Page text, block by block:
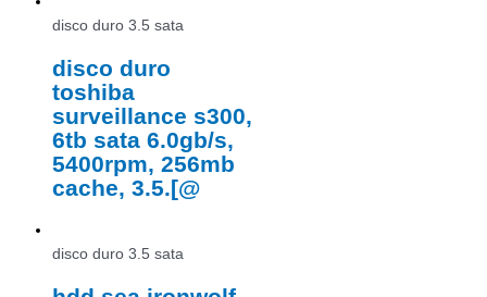
disco duro 3.5 sata
disco duro
toshiba
surveillance s300,
6tb sata 6.0gb/s,
5400rpm, 256mb
cache, 3.5.[@
disco duro 3.5 sata